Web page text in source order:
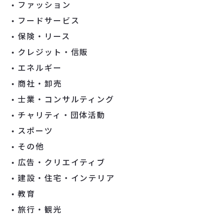
ファッション
フードサービス
保険・リース
クレジット・信販
エネルギー
商社・卸売
士業・コンサルティング
チャリティ・団体活動
スポーツ
その他
広告・クリエイティブ
建設・住宅・インテリア
教育
旅行・観光